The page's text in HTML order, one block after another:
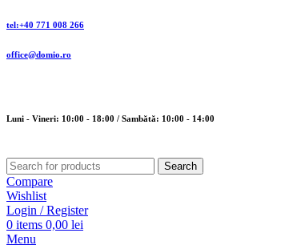
tel:+40 771 008 266
office@domio.ro
Luni - Vineri: 10:00 - 18:00 / Sambătă: 10:00 - 14:00
Search
Compare
Wishlist
Login / Register
0 items 0,00 lei
Menu